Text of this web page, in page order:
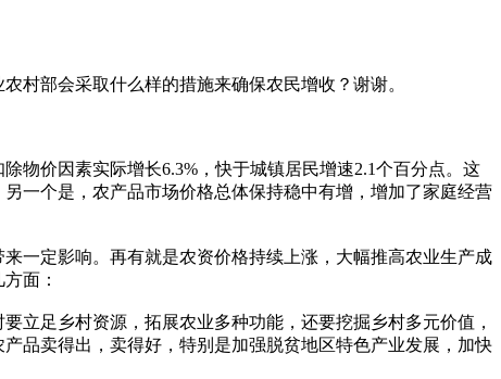
村部会采取什么样的措施来确保农民增收？谢谢。
物价因素实际增长6.3%，快于城镇居民增速2.1个百分点。这
一个是，农产品市场价格总体保持稳中有增，增加了家庭经营
一定影响。再有就是农资价格持续上涨，大幅推高农业生产成
面：
立足乡村资源，拓展农业多种功能，还要挖掘乡村多元价值，
品卖得出，卖得好，特别是加强脱贫地区特色产业发展，加快